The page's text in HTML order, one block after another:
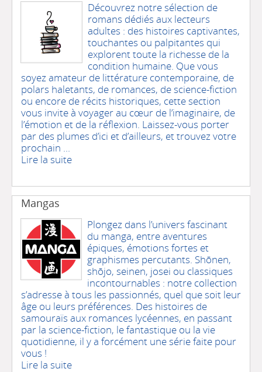
Découvrez notre sélection de
romans dédiés aux lecteurs
adultes : des histoires captivantes,
touchantes ou palpitantes qui
explorent toute la richesse de la
condition humaine. Que vous
soyez amateur de littérature contemporaine, de
polars haletants, de romances, de science-fiction
ou encore de récits historiques, cette section
vous invite à voyager au cœur de l’imaginaire, de
l’émotion et de la réflexion. Laissez-vous porter
par des plumes d’ici et d’ailleurs, et trouvez votre
prochain ...
Lire la suite
Mangas
Plongez dans l’univers fascinant
du manga, entre aventures
épiques, émotions fortes et
graphismes percutants. Shōnen,
shōjo, seinen, josei ou classiques
incontournables : notre collection
s’adresse à tous les passionnés, quel que soit leur
âge ou leurs préférences. Des histoires de
samouraïs aux romances lycéennes, en passant
par la science-fiction, le fantastique ou la vie
quotidienne, il y a forcément une série faite pour
vous !
Lire la suite